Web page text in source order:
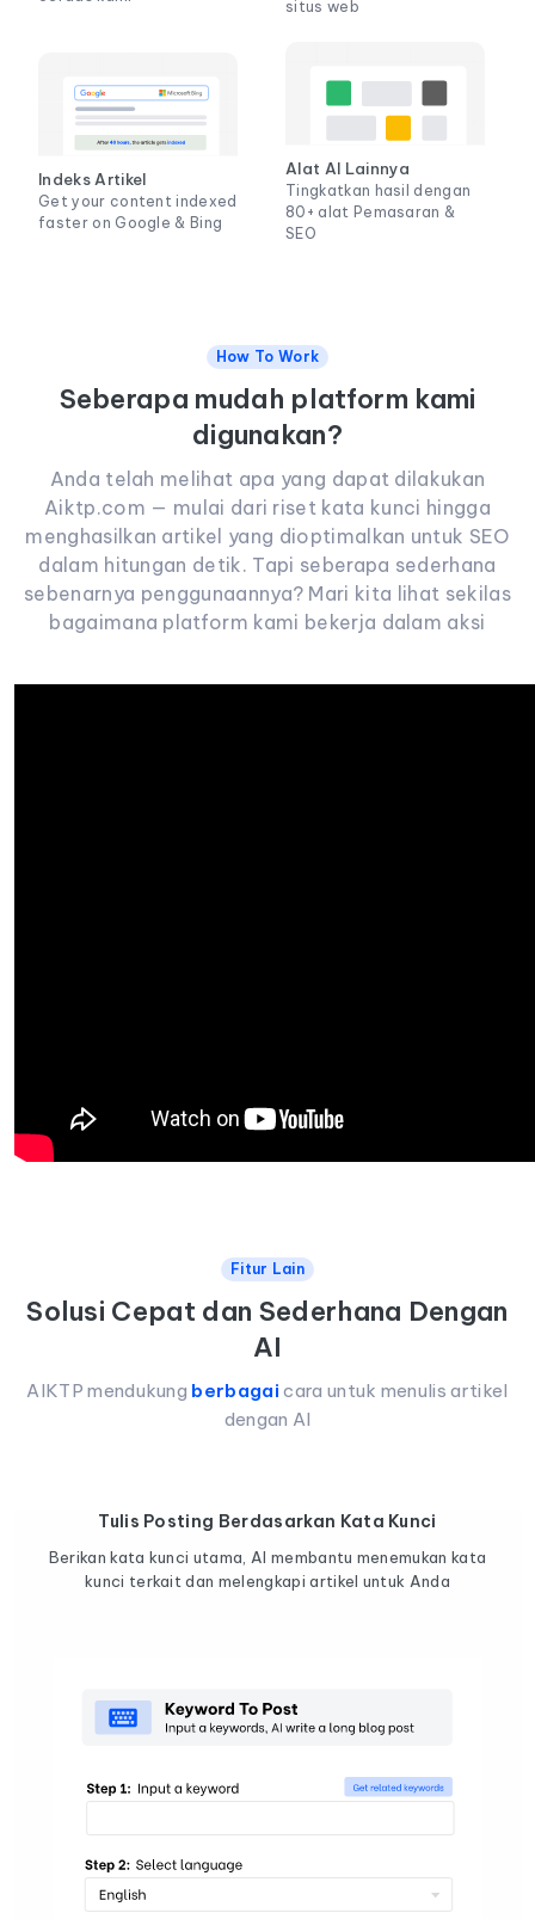
situs web
Indeks Artikel
Get your content indexed
faster on Google & Bing
Alat AI Lainnya
Tingkatkan hasil dengan
80+ alat Pemasaran &
SEO
How To Work
Seberapa mudah platform kami
digunakan?
Anda telah melihat apa yang dapat dilakukan
Aiktp.com — mulai dari riset kata kunci hingga
menghasilkan artikel yang dioptimalkan untuk SEO
dalam hitungan detik. Tapi seberapa sederhana
sebenarnya penggunaannya? Mari kita lihat sekilas
bagaimana platform kami bekerja dalam aksi
Fitur Lain
Solusi Cepat dan Sederhana Dengan
AI
AIKTP mendukung berbagai cara untuk menulis artikel
dengan AI
Tulis Posting Berdasarkan Kata Kunci
Berikan kata kunci utama, AI membantu menemukan kata
kunci terkait dan melengkapi artikel untuk Anda